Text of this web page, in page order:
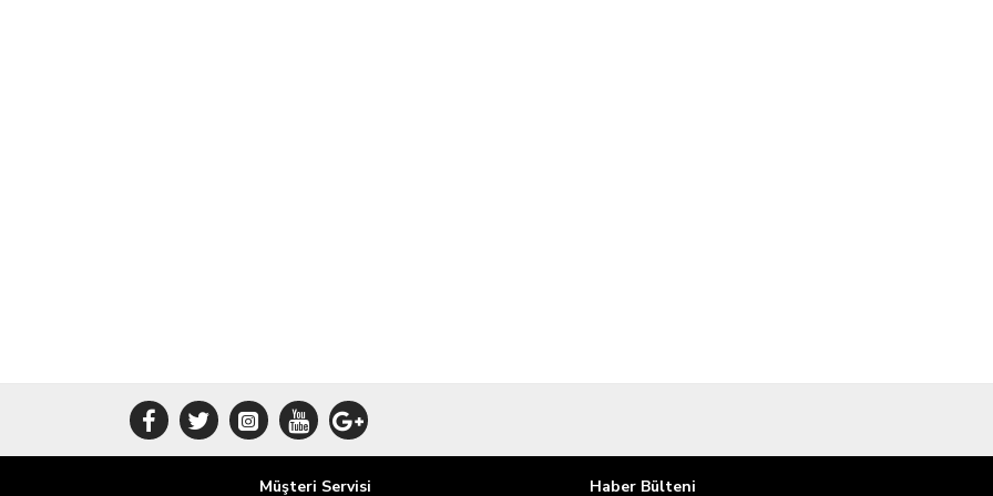
Müşteri Servisi Haber Bülteni